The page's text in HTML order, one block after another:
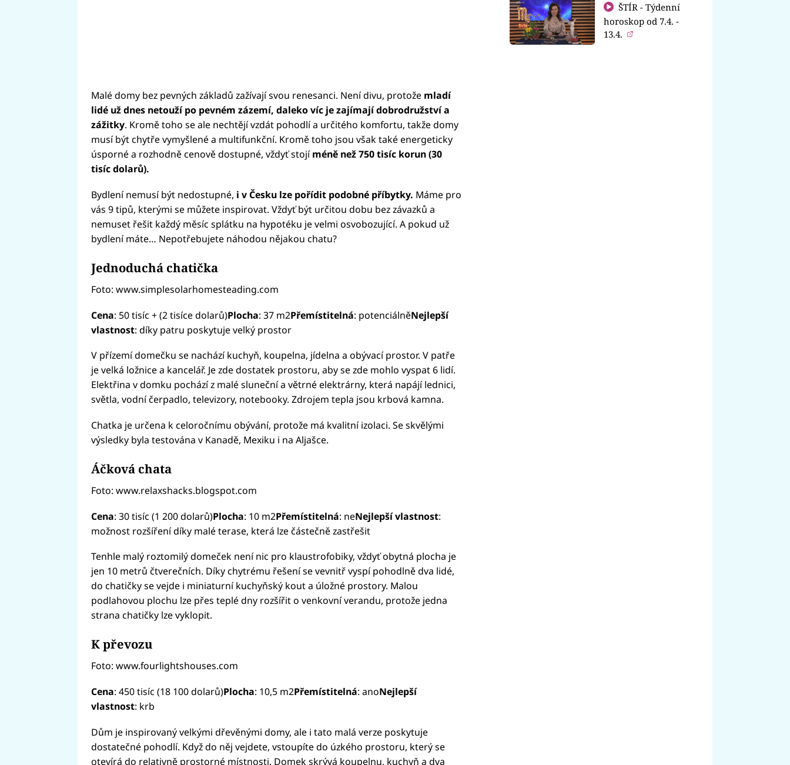
Malé domy bez pevných základů zažívají svou renesanci. Není divu, protožemladí
lidé už dnes netouží po pevném zázemí, daleko víc je zajímají dobrodružství a
zážitky. Kromě toho se ale nechtějí vzdát pohodlí a určitého komfortu, takže domy
musí být chytře vymyšlené a multifunkční. Kromě toho jsou však také energeticky
úsporné a rozhodně cenově dostupné, vždyť stojíméně než 750 tisíc korun (30
tisíc dolarů).
Bydlení nemusí být nedostupné, i v Česku lze pořídit podobné příbytky. Máme pro
vás 9 tipů, kterými se můžete inspirovat. Vždyť být určitou dobu bez závazků a
nemuset řešit každý měsíc splátku na hypotéku je velmi osvobozující. A pokud už
bydlení máte… Nepotřebujete náhodou nějakou chatu?
Jednoduchá chatička
Foto: www.simplesolarhomesteading.com
Cena: 50 tisíc + (2 tisíce dolarů)Plocha: 37 m2Přemístitelná: potenciálněNejlepší
vlastnost: díky patru poskytuje velký prostor
V přízemí domečku se nachází kuchyň, koupelna, jídelna a obývací prostor. V patře
je velká ložnice a kancelář. Je zde dostatek prostoru, aby se zde mohlo vyspat 6 lidí.
Elektřina v domku pochází z malé sluneční a větrné elektrárny, která napájí lednici,
světla, vodní čerpadlo, televizory, notebooky. Zdrojem tepla jsou krbová kamna.
Chatka je určena k celoročnímu obývání, protože má kvalitní izolaci. Se skvělými
výsledky byla testována v Kanadě, Mexiku i na Aljašce.
Áčková chata
Foto: www.relaxshacks.blogspot.com
Cena: 30 tisíc (1 200 dolarů)Plocha: 10 m2Přemístitelná: neNejlepší vlastnost:
možnost rozšíření díky malé terase, která lze částečně zastřešit
Tenhle malý roztomilý domeček není nic pro klaustrofobiky, vždyť obytná plocha je
jen 10 metrů čtverečních. Díky chytrému řešení se vevnitř vyspí pohodlně dva lidé,
do chatičky se vejde i miniaturní kuchyňský kout a úložné prostory. Malou
podlahovou plochu lze přes teplé dny rozšířit o venkovní verandu, protože jedna
strana chatičky lze vyklopit.
K převozu
Foto: www.fourlightshouses.com
Cena: 450 tisíc (18 100 dolarů)Plocha: 10,5 m2Přemístitelná: anoNejlepší
vlastnost: krb
Dům je inspirovaný velkými dřevěnými domy, ale i tato malá verze poskytuje
dostatečné pohodlí. Když do něj vejdete, vstoupíte do úzkého prostoru, který se
otevírá do relativně prostorné místnosti. Domek skrývá koupelnu, kuchyň a dva
ŠTÍR - Týdenní
horoskop od 7.4. -
13.4.